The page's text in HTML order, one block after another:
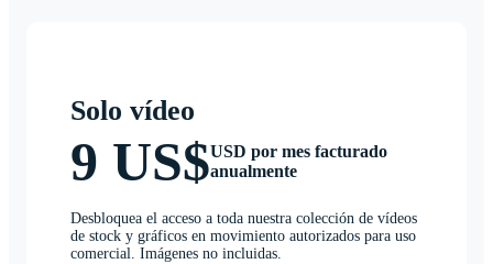
Solo vídeo
9 US$USD por mes facturado
anualmente
Desbloquea el acceso a toda nuestra colección de vídeos
de stock y gráficos en movimiento autorizados para uso
comercial. Imágenes no incluidas.